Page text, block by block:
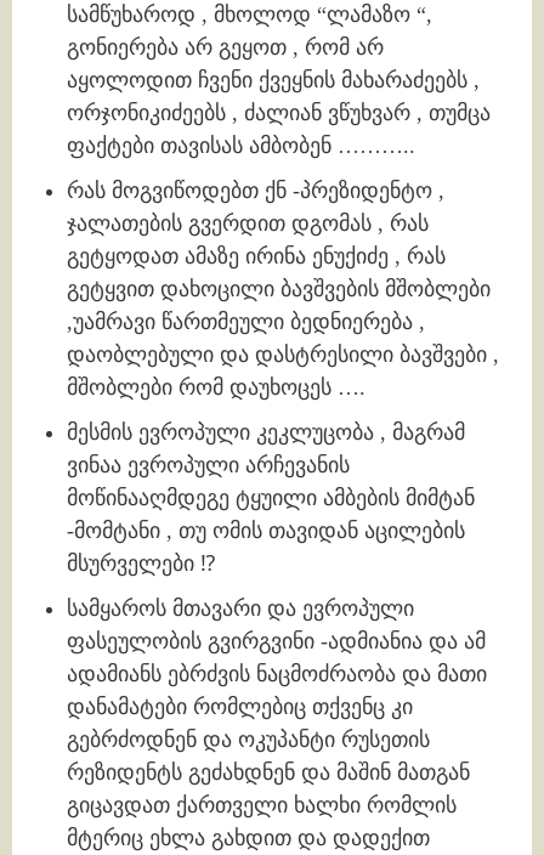
სამწუხაროდ , მხოლოდ “ლამაზო “,
გონიერება არ გეყოთ , რომ არ
აყოლოდით ჩვენი ქვეყნის მახარაძეებს ,
ორჯონიკიძეებს , ძალიან ვწუხვარ , თუმცა
ფაქტები თავისას ამბობენ ………..
რას მოგვიწოდებთ ქნ -პრეზიდენტო ,
ჯალათების გვერდით დგომას , რას
გეტყოდათ ამაზე ირინა ენუქიძე , რას
გეტყვით დახოცილი ბავშვების მშობლები
,უამრავი წართმეული ბედნიერება ,
დაობლებული და დასტრესილი ბავშვები ,
მშობლები რომ დაუხოცეს ….
მესმის ევროპული კეკლუცობა , მაგრამ
ვინაა ევროპული არჩევანის
მოწინააღმდეგე ტყუილი ამბების მიმტან
-მომტანი , თუ ომის თავიდან აცილების
მსურველები ⁉️
სამყაროს მთავარი და ევროპული
ფასეულობის გვირგვინი -ადმიანია და ამ
ადამიანს ებრძვის ნაცმოძრაობა და მათი
დანამატები რომლებიც თქვენც კი
გებრძოდნენ და ოკუპანტი რუსეთის
რეზიდენტს გეძახდნენ და მაშინ მათგან
გიცავდათ ქართველი ხალხი რომლის
მტერიც ეხლა გახდით და დადექით